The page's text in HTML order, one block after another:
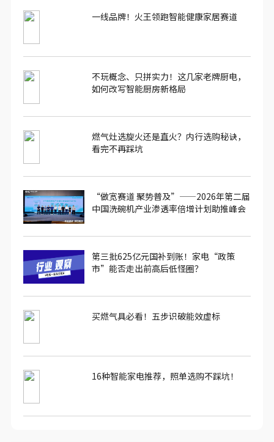
一线品牌！火王领跑智能健康家居赛道
不玩概念、只拼实力！这几家老牌厨电，
如何改写智能厨房新格局
燃气灶选旋火还是直火？内行选购秘诀，
看完不再踩坑
“做宽赛道 聚势普及”——2026年第二届
中国洗碗机产业渗透率倍增计划助推峰会
第三批625亿元国补到账！家电“政策
市”能否走出前高后低怪圈？
买燃气具必看！五步识破能效虚标
16种智能家电推荐，照单选购不踩坑！